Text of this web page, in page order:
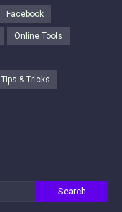
Facebook
Online Tools
Tips & Tricks